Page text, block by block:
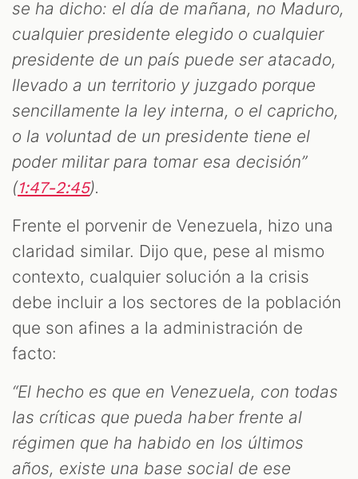
se ha dicho: el día de mañana, no Maduro,
cualquier presidente elegido o cualquier
presidente de un país puede ser atacado,
llevado a un territorio y juzgado porque
sencillamente la ley interna, o el capricho,
o la voluntad de un presidente tiene el
poder militar para tomar esa decisión”
(1:47-2:45).
Frente el porvenir de Venezuela, hizo una
claridad similar. Dijo que, pese al mismo
contexto, cualquier solución a la crisis
debe incluir a los sectores de la población
que son afines a la administración de
facto:
“El hecho es que en Venezuela, con todas
las críticas que pueda haber frente al
régimen que ha habido en los últimos
años, existe una base social de ese